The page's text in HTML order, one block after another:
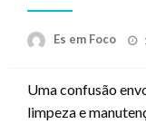
Es em Foco
Uma confusão
limpeza e